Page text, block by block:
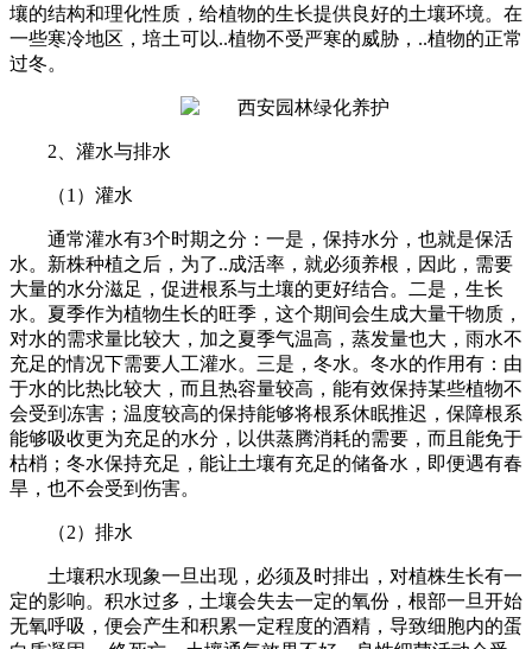
壤的结构和理化性质，给植物的生长提供良好的土壤环境。在
一些寒冷地区，培土可以..植物不受严寒的威胁，..植物的正常
过冬。
2、灌水与排水
（1）灌水
通常灌水有3个时期之分：一是，保持水分，也就是保活
水。新株种植之后，为了..成活率，就必须养根，因此，需要
大量的水分滋足，促进根系与土壤的更好结合。二是，生长
水。夏季作为植物生长的旺季，这个期间会生成大量干物质，
对水的需求量比较大，加之夏季气温高，蒸发量也大，雨水不
充足的情况下需要人工灌水。三是，冬水。冬水的作用有：由
于水的比热比较大，而且热容量较高，能有效保持某些植物不
会受到冻害；温度较高的保持能够将根系休眠推迟，保障根系
能够吸收更为充足的水分，以供蒸腾消耗的需要，而且能免于
枯梢；冬水保持充足，能让土壤有充足的储备水，即便遇有春
旱，也不会受到伤害。
（2）排水
土壤积水现象一旦出现，必须及时排出，对植株生长有一
定的影响。积水过多，土壤会失去一定的氧份，根部一旦开始
无氧呼吸，便会产生和积累一定程度的酒精，导致细胞内的蛋